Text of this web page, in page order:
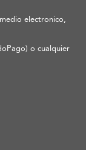
electronico,
o cualquier